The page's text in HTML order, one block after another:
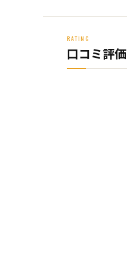
RATING
口コミ評価